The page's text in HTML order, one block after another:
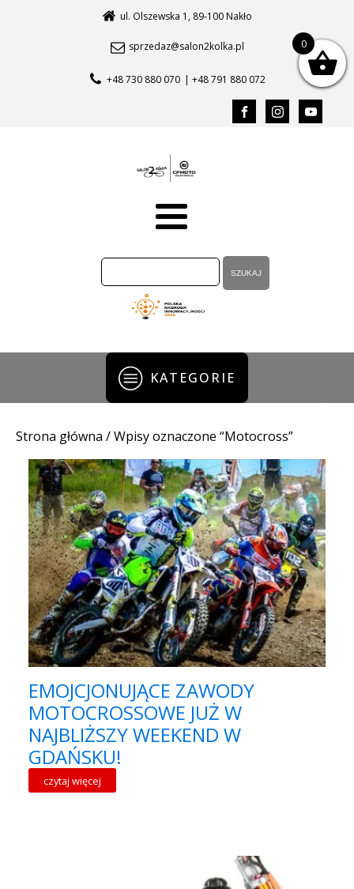
ul. Olszewska 1, 89-100 Nakło
sprzedaz@salon2kolka.pl
+48 730 880 070 | +48 791 880 072
KATEGORIE
Strona główna / Wpisy oznaczone “Motocross”
EMOJCJONUJĄCE ZAWODY
MOTOCROSSOWE JUŻ W
NAJBLIŻSZY WEEKEND W
GDAŃSKU!
czytaj więcej
0